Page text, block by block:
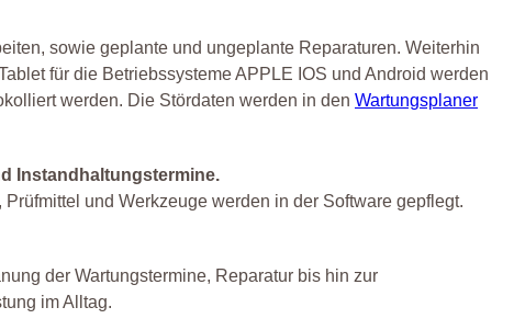
sowie geplante und ungeplante Reparaturen. Weiterhin
für die Betriebssysteme APPLE IOS und Android werden
werden. Die Stördaten werden in den Wartungsplaner
Instandhaltungstermine.
und Werkzeuge werden in der Software gepflegt.
der Wartungstermine, Reparatur bis hin zur
im Alltag.